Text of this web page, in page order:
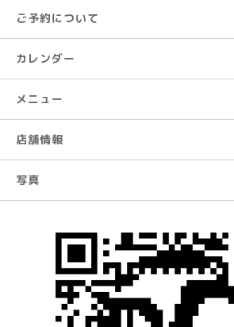
ご予約について
カレンダー
メニュー
店舗情報
写真